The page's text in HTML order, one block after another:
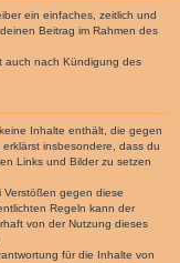
ein einfaches, zeitlich und
Beitrag im Rahmen des
auch nach Kündigung des
Inhalte enthält, die gegen
insbesondere, dass du
Links und Bilder zu setzen
gegen diese
Regeln kann der
von der Nutzung dieses
für die Inhalte von